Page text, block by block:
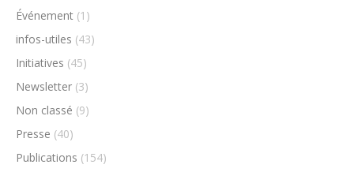
Événement (1)
infos-utiles (43)
Initiatives (45)
Newsletter (3)
Non classé (9)
Presse (40)
Publications (154)